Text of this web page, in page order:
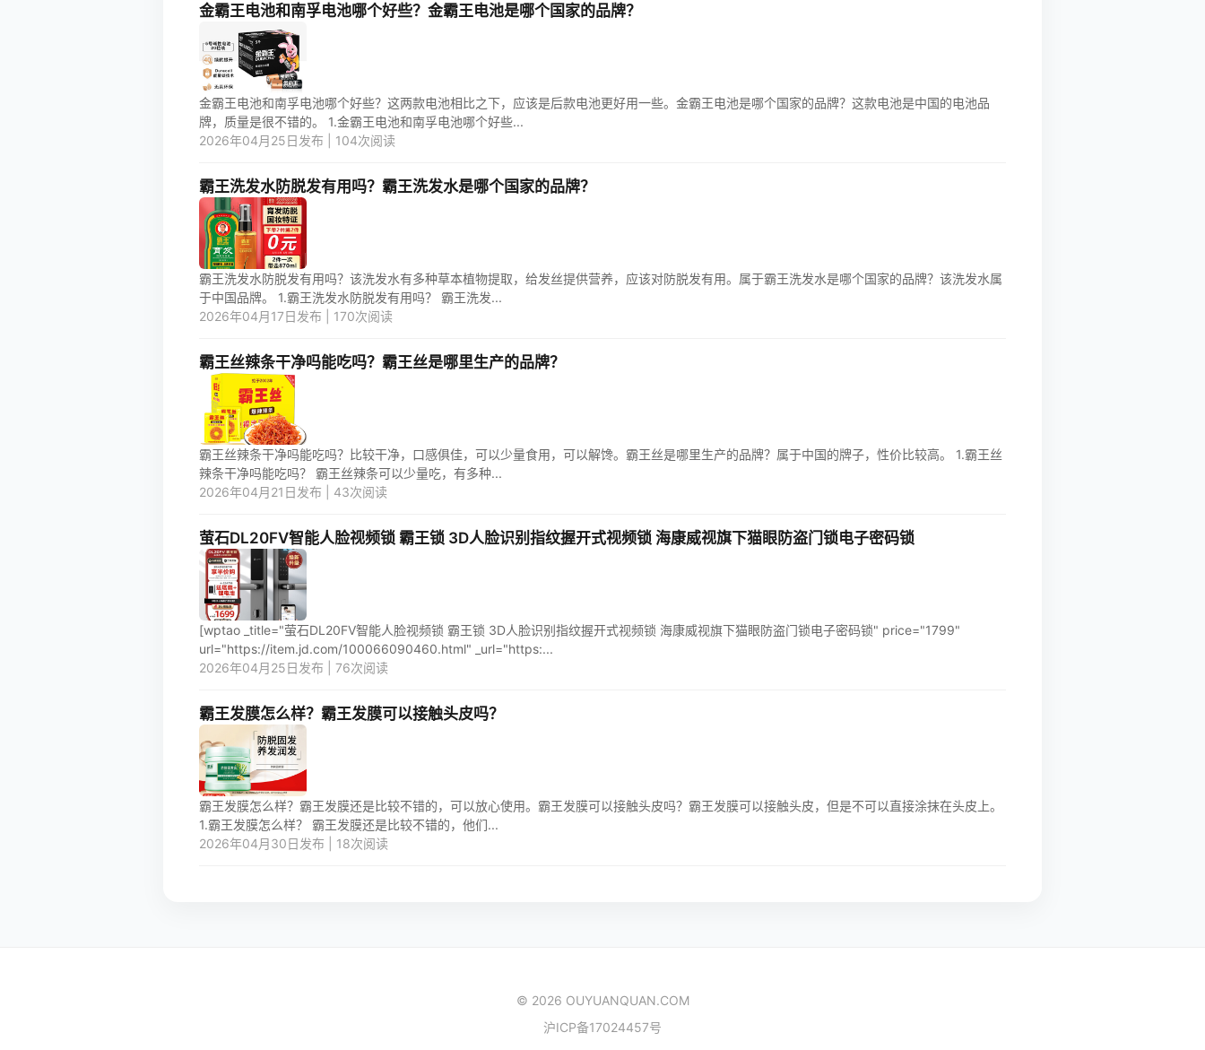
金霸王电池和南孚电池哪个好些？金霸王电池是哪个国家的品牌？
金霸王电池和南孚电池哪个好些？这两款电池相比之下，应该是后款电池更好用一些。金霸王电池是哪个国家的品牌？这款电池是中国的电池品
牌，质量是很不错的。 1.金霸王电池和南孚电池哪个好些...
2026年04月25日发布 | 104次阅读
霸王洗发水防脱发有用吗？霸王洗发水是哪个国家的品牌？
霸王洗发水防脱发有用吗？该洗发水有多种草本植物提取，给发丝提供营养，应该对防脱发有用。属于霸王洗发水是哪个国家的品牌？该洗发水属
于中国品牌。 1.霸王洗发水防脱发有用吗？ 霸王洗发...
2026年04月17日发布 | 170次阅读
霸王丝辣条干净吗能吃吗？霸王丝是哪里生产的品牌？
霸王丝辣条干净吗能吃吗？比较干净，口感俱佳，可以少量食用，可以解馋。霸王丝是哪里生产的品牌？属于中国的牌子，性价比较高。 1.霸王丝
辣条干净吗能吃吗？ 霸王丝辣条可以少量吃，有多种...
2026年04月21日发布 | 43次阅读
萤石DL20FV智能人脸视频锁 霸王锁 3D人脸识别指纹握开式视频锁 海康威视旗下猫眼防盗门锁电子密码锁
[wptao _title="萤石DL20FV智能人脸视频锁 霸王锁 3D人脸识别指纹握开式视频锁 海康威视旗下猫眼防盗门锁电子密码锁" price="1799"
url="https://item.jd.com/100066090460.html" _url="https:...
2026年04月25日发布 | 76次阅读
霸王发膜怎么样？霸王发膜可以接触头皮吗？
霸王发膜怎么样？霸王发膜还是比较不错的，可以放心使用。霸王发膜可以接触头皮吗？霸王发膜可以接触头皮，但是不可以直接涂抹在头皮上。
1.霸王发膜怎么样？ 霸王发膜还是比较不错的，他们...
2026年04月30日发布 | 18次阅读
© 2026 OUYUANQUAN.COM
沪ICP备17024457号